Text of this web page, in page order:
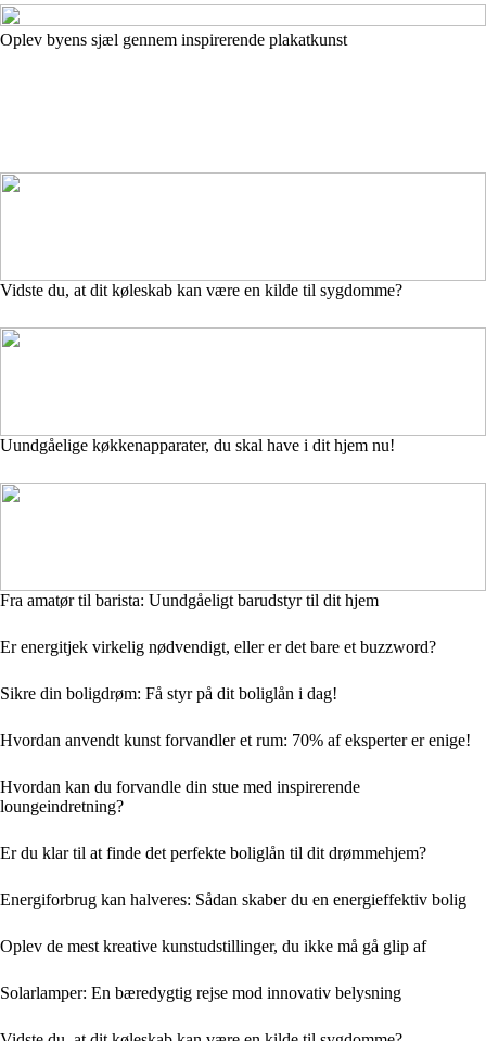
Oplev byens sjæl gennem inspirerende plakatkunst
Vidste du, at dit køleskab kan være en kilde til sygdomme?
Uundgåelige køkkenapparater, du skal have i dit hjem nu!
Fra amatør til barista: Uundgåeligt barudstyr til dit hjem
Er energitjek virkelig nødvendigt, eller er det bare et buzzword?
Sikre din boligdrøm: Få styr på dit boliglån i dag!
Hvordan anvendt kunst forvandler et rum: 70% af eksperter er enige!
Hvordan kan du forvandle din stue med inspirerende
loungeindretning?
Er du klar til at finde det perfekte boliglån til dit drømmehjem?
Energiforbrug kan halveres: Sådan skaber du en energieffektiv bolig
Oplev de mest kreative kunstudstillinger, du ikke må gå glip af
Solarlamper: En bæredygtig rejse mod innovativ belysning